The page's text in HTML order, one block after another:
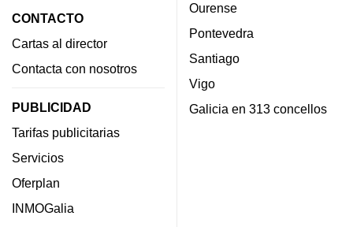
CONTACTO
Cartas al director
Contacta con nosotros
PUBLICIDAD
Tarifas publicitarias
Servicios
Oferplan
INMOGalia
Ourense
Pontevedra
Santiago
Vigo
Galicia en 313 concellos